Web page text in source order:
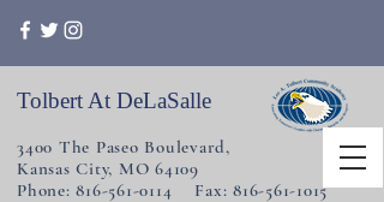
Tolbert At DeLaSalle
3400 The Paseo Boulevard,
Kansas City, MO 64109
Phone: 816-561-0114 Fax: 816-561-1015